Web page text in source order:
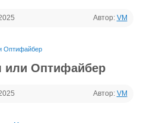
Автор: VM
или Оптифайбер
Автор: VM